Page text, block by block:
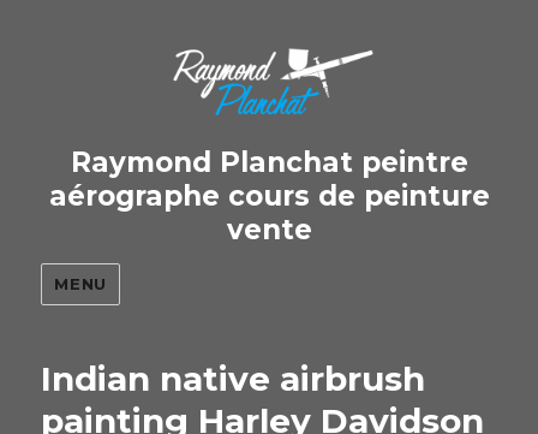
Raymond Planchat peintre
aérographe cours de peinture
vente
MENU
Indian native airbrush
painting Harley Davidson